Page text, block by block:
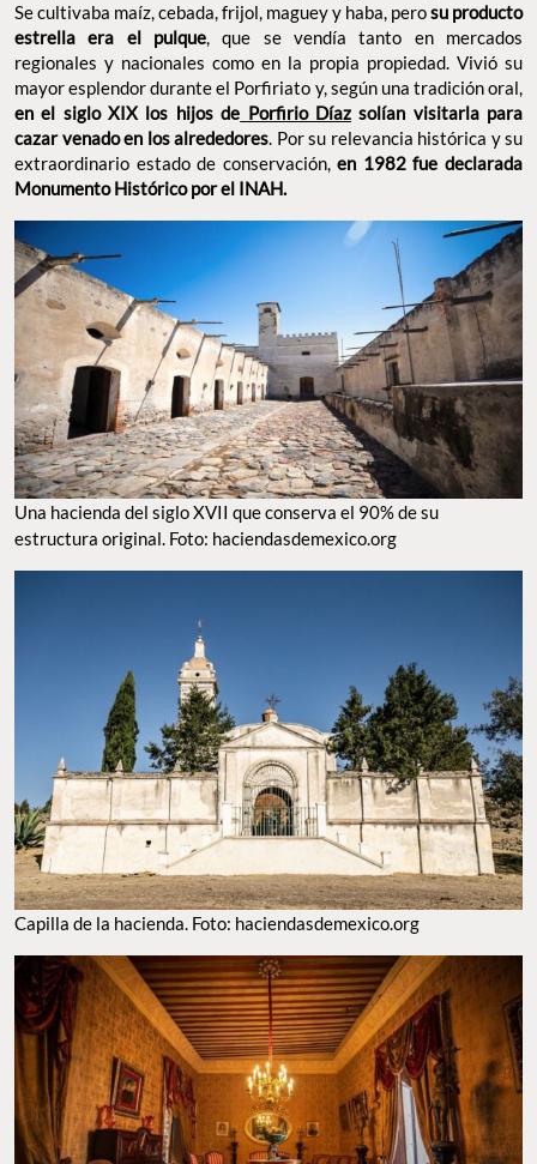
Se cultivaba maíz, cebada, frijol, maguey y haba, perosu producto
estrella era el pulque, que se vendía tanto en mercados
regionales y nacionales como en la propia propiedad. Vivió su
mayor esplendor durante el Porfiriato y, según una tradición oral,
en el siglo XIX los hijos de Porfirio Díazsolían visitarla para
cazar venado en los alrededores. Por su relevancia histórica y su
extraordinario estado de conservación,en 1982 fue declarada
Monumento Histórico por el INAH.
Una hacienda del siglo XVII que conserva el 90% de su
estructura original. Foto: haciendasdemexico.org
Capilla de la hacienda. Foto: haciendasdemexico.org